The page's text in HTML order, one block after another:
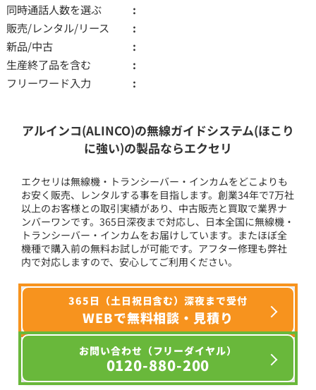
同時通話人数を選ぶ
販売/レンタル/リース
新品/中古
生産終了品を含む
フリーワード入力
アルインコ(ALINCO)の無線ガイドシステム(ほこり
に強い)の製品ならエクセリ
エクセリは無線機・トランシーバー・インカムをどこよりも
お安く販売、レンタルする事を目指します。創業34年で7万社
以上のお客様との取引実績があり、中古販売と買取で業界ナ
ンバーワンです。365日深夜まで対応し、日本全国に無線機・
トランシーバー・インカムをお届けしています。またほぼ全
機種で購入前の無料お試しが可能です。アフター修理も弊社
内で対応しますので、安心してご利用ください。
365日（土日祝日含む）深夜まで受付
WEBで無料相談・見積り
お問い合わせ（フリーダイヤル）
0120-880-200